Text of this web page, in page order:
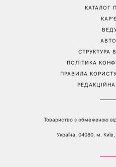
КАТАЛОГ
СТРУКТУРА
ПОЛІТИКА
ПРАВИЛА
Товариство з обмеженою
Україна, 04080, м.